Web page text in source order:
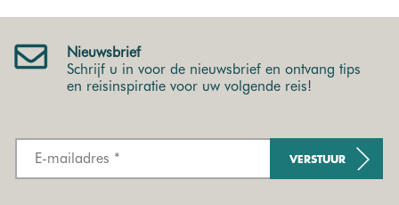
Nieuwsbrief
Schrijf u in voor de nieuwsbrief en ontvang tips
en reisinspiratie voor uw volgende reis!
VERSTUUR